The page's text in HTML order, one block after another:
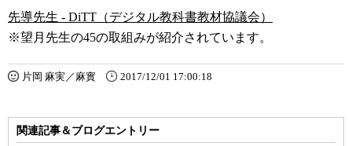
先導先生 - DiTT（デジタル教科書教材協議会）
※望月先生の45の取組みが紹介されています。
片岡 麻実／麻實 2017/12/01 17:00:18
関連記事＆ブログエントリー